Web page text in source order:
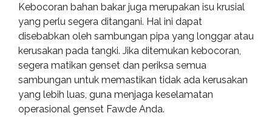
Kebocoran bahan bakar juga merupakan isu krusial
yang perlu segera ditangani. Hal ini dapat
disebabkan oleh sambungan pipa yang longgar atau
kerusakan pada tangki. Jika ditemukan kebocoran,
segera matikan genset dan periksa semua
sambungan untuk memastikan tidak ada kerusakan
yang lebih luas, guna menjaga keselamatan
operasional genset Fawde Anda.